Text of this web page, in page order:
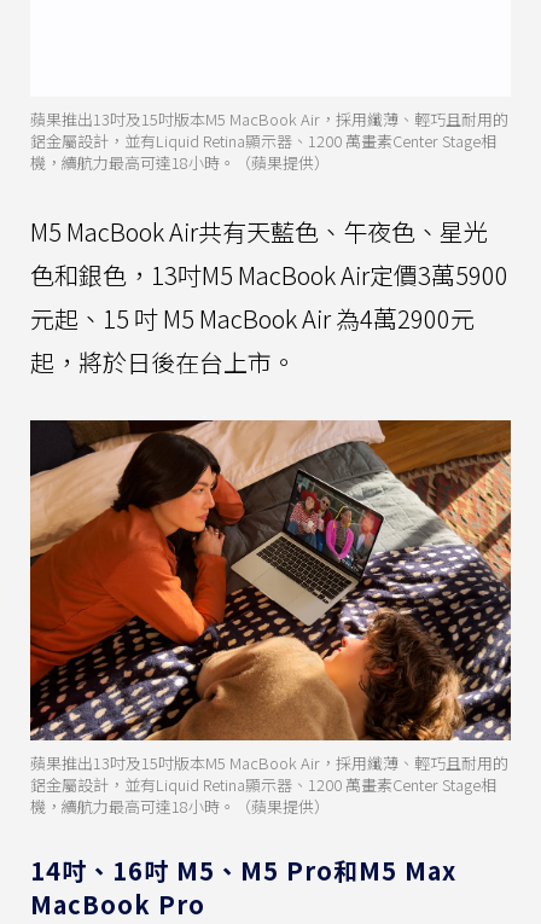
蘋果推出13吋及15吋版本M5 MacBook Air，採用纖薄、輕巧且耐用的
鋁金屬設計，並有Liquid Retina顯示器、1200 萬畫素Center Stage相
機，續航力最高可達18小時。（蘋果提供）
M5 MacBook Air共有天藍色、午夜色、星光
色和銀色，13吋M5 MacBook Air定價3萬5900
元起、15 吋 M5 MacBook Air 為4萬2900元
起，將於日後在台上市。
蘋果推出13吋及15吋版本M5 MacBook Air，採用纖薄、輕巧且耐用的
鋁金屬設計，並有Liquid Retina顯示器、1200 萬畫素Center Stage相
機，續航力最高可達18小時。（蘋果提供）
14吋、16吋 M5、M5 Pro和M5 Max
MacBook Pro